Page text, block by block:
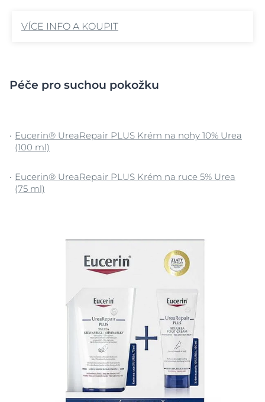
VÍCE INFO A KOUPIT
Péče pro suchou pokožku
Eucerin® UreaRepair PLUS Krém na nohy 10% Urea
(100 ml)
Eucerin® UreaRepair PLUS Krém na ruce 5% Urea
(75 ml)